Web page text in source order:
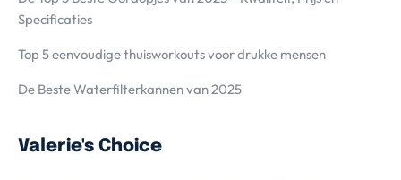
Specificaties
Top 5 eenvoudige thuisworkouts voor drukke mensen
De Beste Waterfilterkannen van 2025
Valerie's Choice